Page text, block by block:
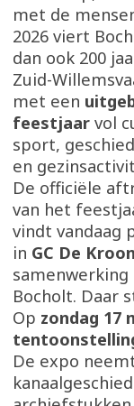
met de
2026 viert
dan ook 200
Zuid-
met een
feestjaar vol
sport,
en
De officiële
van het
vindt vandaag
in GC De Kroon
Bocholt. Daar
Op zondag 17
De expo